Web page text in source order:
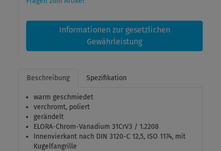
Informationen zur gesetzlichen
Gewährleistung
Beschreibung Spezifikation
warm geschmiedet
verchromt, poliert
gerändelt
ELORA-Chrom-Vanadium 31CrV3 / 1.2208
Innenvierkant nach DIN 3120-C 12,5, ISO 1174, mit
Kugelfangrille